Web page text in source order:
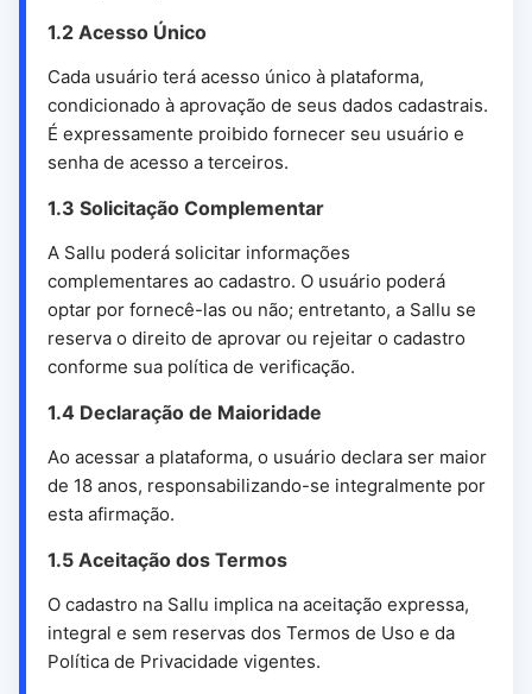
1.2 Acesso Único
Cada usuário terá acesso único à plataforma,
condicionado à aprovação de seus dados cadastrais.
É expressamente proibido fornecer seu usuário e
senha de acesso a terceiros.
1.3 Solicitação Complementar
A Sallu poderá solicitar informações
complementares ao cadastro. O usuário poderá
optar por fornecê-las ou não; entretanto, a Sallu se
reserva o direito de aprovar ou rejeitar o cadastro
conforme sua política de verificação.
1.4 Declaração de Maioridade
Ao acessar a plataforma, o usuário declara ser maior
de 18 anos, responsabilizando-se integralmente por
esta afirmação.
1.5 Aceitação dos Termos
O cadastro na Sallu implica na aceitação expressa,
integral e sem reservas dos Termos de Uso e da
Política de Privacidade vigentes.